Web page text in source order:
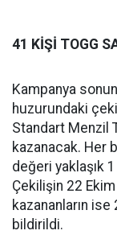
41 KİŞİ TOGG
Kampanya
huzurundaki
Standart Menzil
kazanacak. Her
değeri yaklaşık
Çekilişin 22
kazananların
bildirildi.